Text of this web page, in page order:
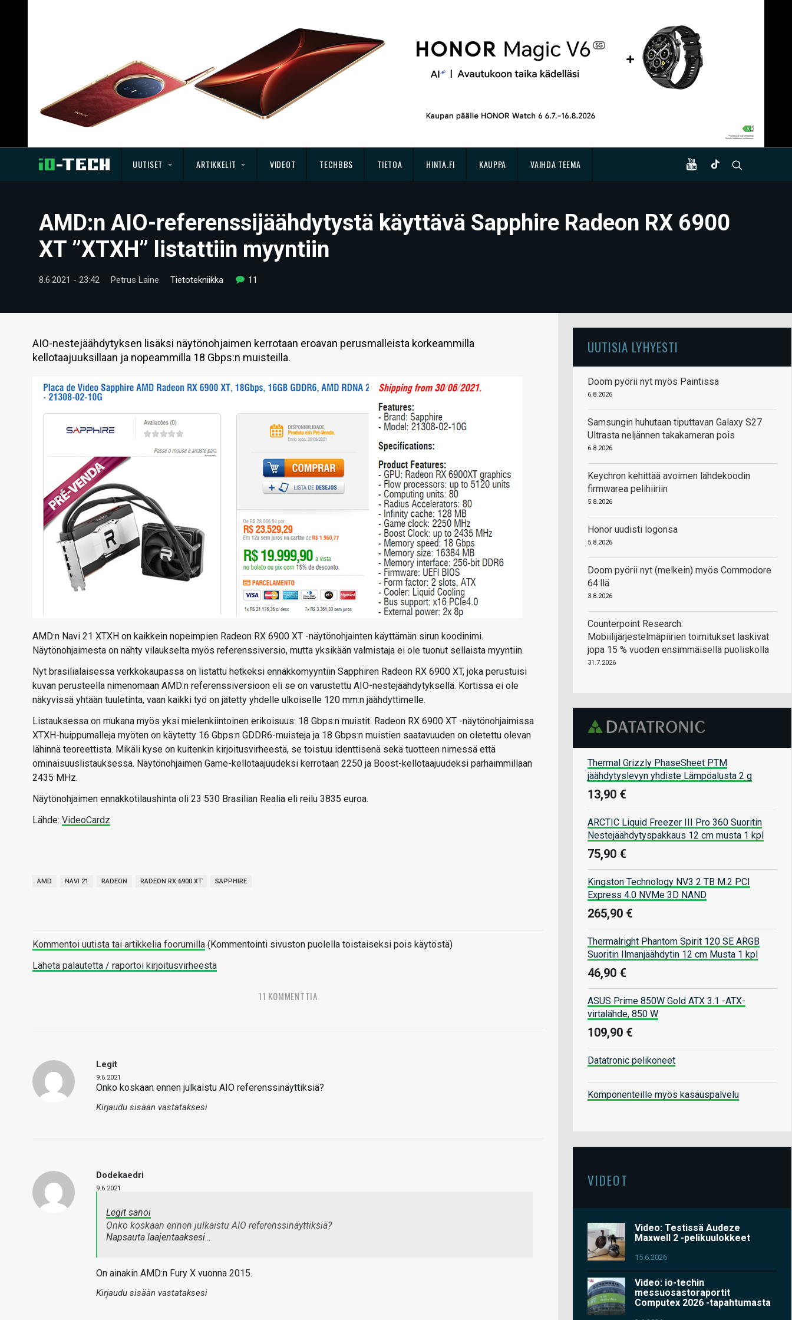
UUTISET ARTIKKELIT VIDEOT TECHBBS TIETOA HINTA.FI KAUPPA VAIHDA TEEMA
AMD:n AIO-referenssijäähdytystä käyttävä Sapphire Radeon RX 6900
XT ”XTXH” listattiin myyntiin
8.6.2021 - 23:42 Petrus Laine Tietotekniikka 11
AIO-nestejäähdytyksen lisäksi näytönohjaimen kerrotaan eroavan perusmalleista korkeammilla
kellotaajuuksillaan ja nopeammilla 18 Gbps:n muisteilla.
AMD:n Navi 21 XTXH on kaikkein nopeimpien Radeon RX 6900 XT -näytönohjainten käyttämän sirun koodinimi.
Näytönohjaimesta on nähty vilaukselta myös referenssiversio, mutta yksikään valmistaja ei ole tuonut sellaista myyntiin.
Nyt brasilialaisessa verkkokaupassa on listattu hetkeksi ennakkomyyntiin Sapphiren Radeon RX 6900 XT, joka perustuisi
kuvan perusteella nimenomaan AMD:n referenssiversioon eli se on varustettu AIO-nestejäähdytyksellä. Kortissa ei ole
näkyvissä yhtään tuuletinta, vaan kaikki työ on jätetty yhdelle ulkoiselle 120 mm:n jäähdyttimelle.
Listauksessa on mukana myös yksi mielenkiintoinen erikoisuus: 18 Gbps:n muistit. Radeon RX 6900 XT -näytönohjaimissa
XTXH-huippumalleja myöten on käytetty 16 Gbps:n GDDR6-muisteja ja 18 Gbps:n muistien saatavuuden on oletettu olevan
lähinnä teoreettista. Mikäli kyse on kuitenkin kirjoitusvirheestä, se toistuu identtisenä sekä tuotteen nimessä että
ominaisuuslistauksessa. Näytönohjaimen Game-kellotaajuudeksi kerrotaan 2250 ja Boost-kellotaajuudeksi parhaimmillaan
2435 MHz.
Näytönohjaimen ennakkotilaushinta oli 23 530 Brasilian Realia eli reilu 3835 euroa.
Lähde: VideoCardz
AMD NAVI 21 RADEON RADEON RX 6900 XT SAPPHIRE
Kommentoi uutista tai artikkelia foorumilla (Kommentointi sivuston puolella toistaiseksi pois käytöstä)
Lähetä palautetta / raportoi kirjoitusvirheestä
11 KOMMENTTIA
Legit
9.6.2021
Onko koskaan ennen julkaistu AIO referenssinäyttiksiä?
Kirjaudu sisään vastataksesi
Dodekaedri
9.6.2021
Legit sanoi
Onko koskaan ennen julkaistu AIO referenssinäyttiksiä?
Napsauta laajentaaksesi…
On ainakin AMD:n Fury X vuonna 2015.
Kirjaudu sisään vastataksesi
UUTISIA LYHYESTI
Doom pyörii nyt myös Paintissa
6.8.2026
Samsungin huhutaan tiputtavan Galaxy S27
Ultrasta neljännen takakameran pois
6.8.2026
Keychron kehittää avoimen lähdekoodin
firmwarea pelihiiriin
5.8.2026
Honor uudisti logonsa
5.8.2026
Doom pyörii nyt (melkein) myös Commodore
64:llä
3.8.2026
Counterpoint Research:
Mobiilijärjestelmäpiirien toimitukset laskivat
jopa 15 % vuoden ensimmäisellä puoliskolla
31.7.2026
Thermal Grizzly PhaseSheet PTM
jäähdytyslevyn yhdiste Lämpöalusta 2 g
13,90 €
ARCTIC Liquid Freezer III Pro 360 Suoritin
Nestejäähdytyspakkaus 12 cm musta 1 kpl
75,90 €
Kingston Technology NV3 2 TB M.2 PCI
Express 4.0 NVMe 3D NAND
265,90 €
Thermalright Phantom Spirit 120 SE ARGB
Suoritin Ilmanjäähdytin 12 cm Musta 1 kpl
46,90 €
ASUS Prime 850W Gold ATX 3.1 -ATX-
virtalähde, 850 W
109,90 €
Datatronic pelikoneet
Komponenteille myös kasauspalvelu
VIDEOT
Video: Testissä Audeze
Maxwell 2 -pelikuulokkeet
15.6.2026
Video: io-techin
messuosastoraportit
Computex 2026 -tapahtumasta